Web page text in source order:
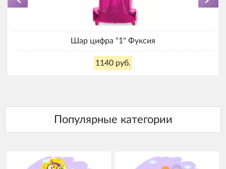
Шар цифра "1" Фуксия
1140 руб.